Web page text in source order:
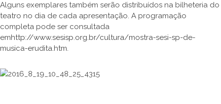
Alguns exemplares também serão distribuídos na bilheteria do
teatro no dia de cada apresentação. A programação
completa pode ser consultada
emhttp://www.sesisp.org.br/cultura/mostra-sesi-sp-de-
musica-erudita.htm.